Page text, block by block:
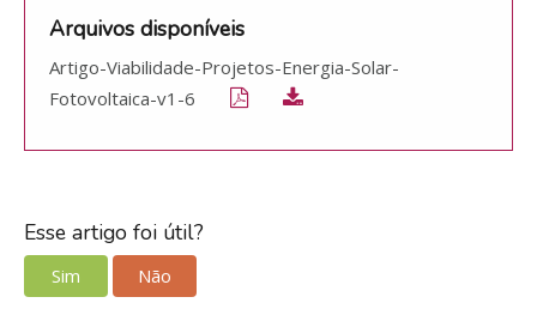
Arquivos disponíveis
Artigo-Viabilidade-Projetos-Energia-Solar-
Fotovoltaica-v1-6
Esse artigo foi útil?
Sim Não